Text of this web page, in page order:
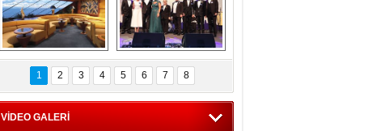
MSC'den 55 milyon
euroluk turizm geliri
müjdesi
5. Bosphorus Ship
Brokers Dinner,
İstanbul’da yapıldı
1 2 3 4 5 6 7 8
VİDEO GALERİ